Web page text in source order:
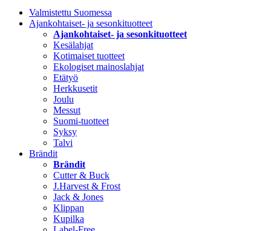
Valmistettu Suomessa
Ajankohtaiset- ja sesonkituotteet
Ajankohtaiset- ja sesonkituotteet
Kesälahjat
Kotimaiset tuotteet
Ekologiset mainoslahjat
Etätyö
Herkkusetit
Joulu
Messut
Suomi-tuotteet
Syksy
Talvi
Brändit
Brändit
Cutter & Buck
J.Harvest & Frost
Jack & Jones
Klippan
Kupilka